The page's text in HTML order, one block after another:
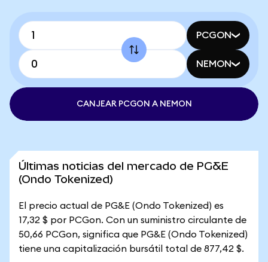
PCGON
NEMON
CANJEAR PCGON A NEMON
Últimas noticias del mercado de PG&E
(Ondo Tokenized)
El precio actual de PG&E (Ondo Tokenized) es
17,32 $ por PCGon. Con un suministro circulante de
50,66 PCGon, significa que PG&E (Ondo Tokenized)
tiene una capitalización bursátil total de 877,42 $.